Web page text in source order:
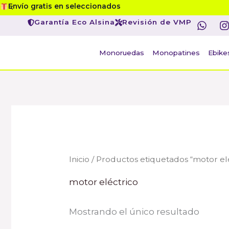
Ir Envío gratis en seleccionados
Garantía Eco Alsina
Revisión de VMP
W
h
a
I
n
t
Monoruedas Monopatines
Inicio / Productos etiquetados “motor
motor eléctrico
Mostrando el único resultado